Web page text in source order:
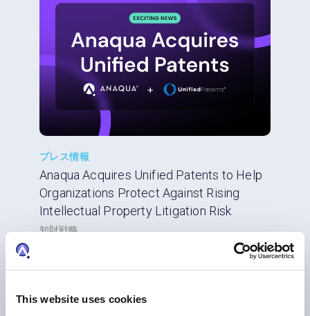
This website uses cookies
プレス情報
Anaqua Acquires Unified Patents to Help
Organizations Protect Against Rising
Intellectual Property Litigation Risk
知財戦略